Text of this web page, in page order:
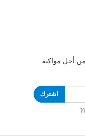
من أجل مواكبة
اشترك